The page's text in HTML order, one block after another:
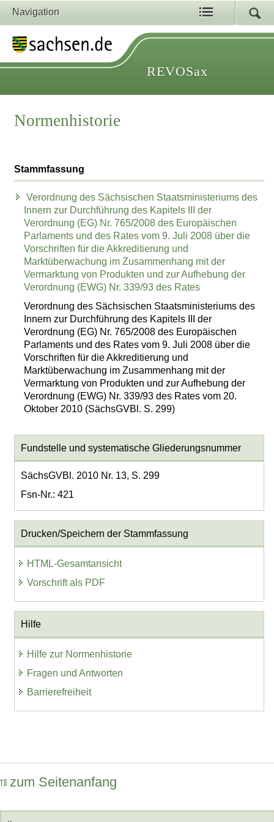
Navigation
REVOSax
Normenhistorie
Stammfassung
Verordnung des Sächsischen Staatsministeriums des
Innern zur Durchführung des Kapitels III der
Verordnung (EG) Nr. 765/2008 des Europäischen
Parlaments und des Rates vom 9. Juli 2008 über die
Vorschriften für die Akkreditierung und
Marktüberwachung im Zusammenhang mit der
Vermarktung von Produkten und zur Aufhebung der
Verordnung (EWG) Nr. 339/93 des Rates
Verordnung des Sächsischen Staatsministeriums des
Innern zur Durchführung des Kapitels III der
Verordnung (EG) Nr. 765/2008 des Europäischen
Parlaments und des Rates vom 9. Juli 2008 über die
Vorschriften für die Akkreditierung und
Marktüberwachung im Zusammenhang mit der
Vermarktung von Produkten und zur Aufhebung der
Verordnung (EWG) Nr. 339/93 des Rates vom 20.
Oktober 2010 (SächsGVBl. S. 299)
Fundstelle und systematische Gliederungsnummer
SächsGVBl. 2010 Nr. 13, S. 299
Fsn-Nr.: 421
Drucken/Speichern der Stammfassung
HTML-Gesamtansicht
Vorschrift als PDF
Hilfe
Hilfe zur Normenhistorie
Fragen und Antworten
Barrierefreiheit
zum Seitenanfang